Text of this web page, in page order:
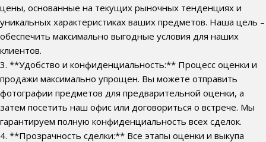
цены, основанные на текущих рыночных тенденциях и
уникальных характеристиках ваших предметов. Наша цель –
обеспечить максимально выгодные условия для наших
клиентов.
3. **Удобство и конфиденциальность:** Процесс оценки и
продажи максимально упрощен. Вы можете отправить
фотографии предметов для предварительной оценки, а
затем посетить наш офис или договориться о встрече. Мы
гарантируем полную конфиденциальность всех сделок.
4. **Прозрачность сделки:** Все этапы оценки и выкупа